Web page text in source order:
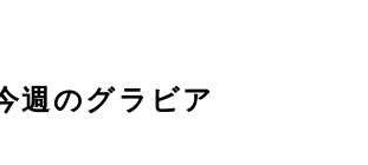
週のグラビア